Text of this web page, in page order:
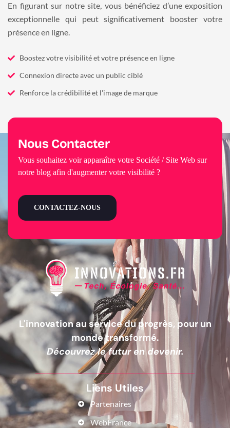
En figurant sur notre site, vous bénéficiez d’une exposition
exceptionnelle qui peut significativement booster votre
présence en ligne.
Boostez votre visibilité et votre présence en ligne
Connexion directe avec un public ciblé
Renforce la crédibilité et l'image de marque
L'innovation au service du progrès, pour un
monde transformé.
Découvrez le futur en devenir.
Liens Utiles
Partenaires
WebFrance
Nous Contacter
Vous souhaitez voir apparaître votre Société / Site Web sur
notre blog afin d'augmenter votre visibilité ?
CONTACTEZ-NOUS